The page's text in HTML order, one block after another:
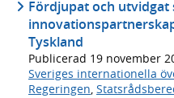
Fördjupat och utvidgat
Tyskland
Publicerad 19 november
Sveriges internationella
Regeringen,